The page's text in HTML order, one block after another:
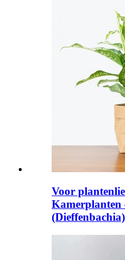
Voor
(Dieffenbachia)